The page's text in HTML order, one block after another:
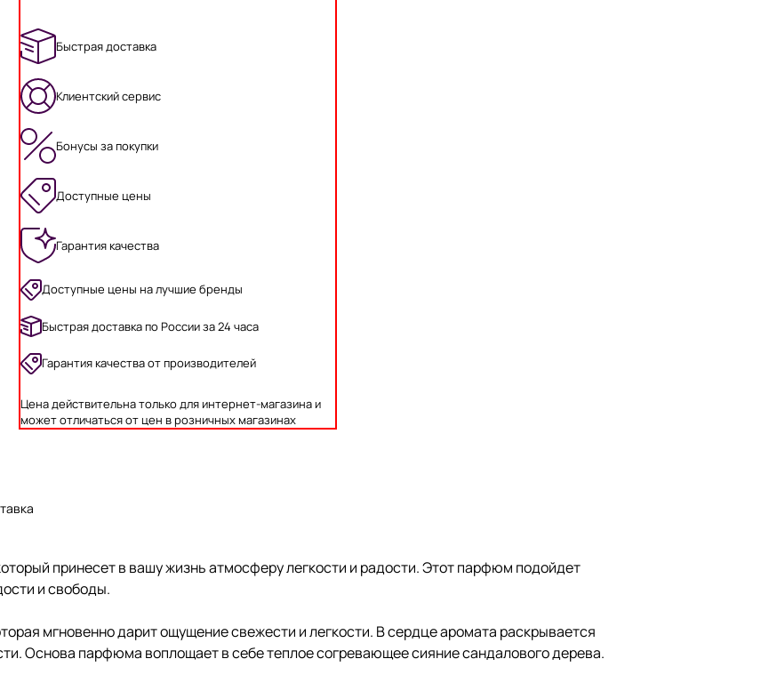
Быстрая доставка
Клиентский сервис
Бонусы за покупки
Доступные цены
Гарантия качества
Доступные цены на лучшие бренды
Быстрая доставка по России за 24 часа
Гарантия качества от производителей
Цена действительна только для интернет-магазина и
может отличаться от цен в розничных магазинах
принесет в вашу жизнь атмосферу легкости и радости. Этот парфюм подойдет
и свободы.
мгновенно дарит ощущение свежести и легкости. В сердце аромата раскрывается
Основа парфюма воплощает в себе теплое согревающее сияние сандалового дерева.